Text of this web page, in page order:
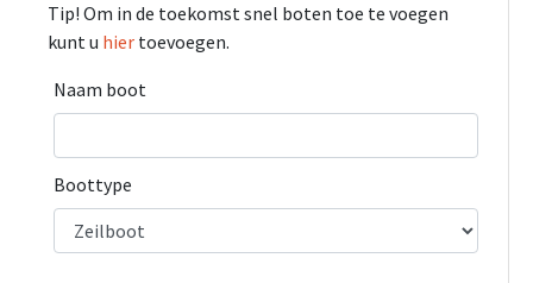
Tip! Om in de toekomst snel boten toe te voegen
kunt u hier toevoegen.
Naam boot
Boottype